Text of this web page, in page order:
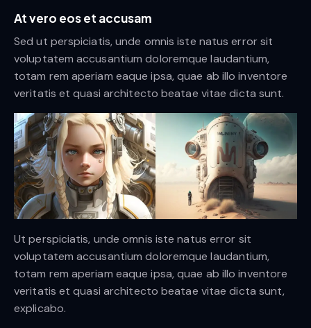
At vero eos et accusam
Sed ut perspiciatis, unde omnis iste natus error sit
voluptatem accusantium doloremque laudantium,
totam rem aperiam eaque ipsa, quae ab illo inventore
veritatis et quasi architecto beatae vitae dicta sunt.
Ut perspiciatis, unde omnis iste natus error sit
voluptatem accusantium doloremque laudantium,
totam rem aperiam eaque ipsa, quae ab illo inventore
veritatis et quasi architecto beatae vitae dicta sunt,
explicabo.